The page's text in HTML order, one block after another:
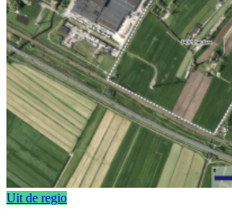
Uit de regio